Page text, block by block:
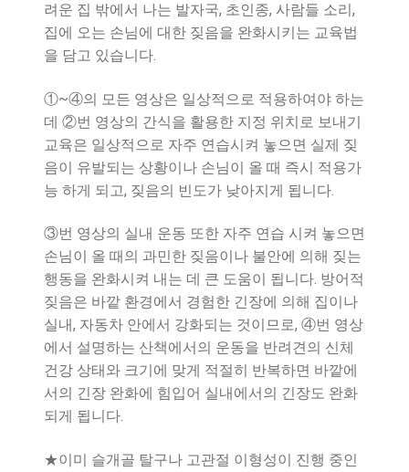
려운 집 밖에서 나는 발자국, 초인종, 사람들 소리,
집에 오는 손님에 대한 짖음을 완화시키는 교육법
을 담고 있습니다.
①~④의 모든 영상은 일상적으로 적용하여야 하는
데 ②번 영상의 간식을 활용한 지정 위치로 보내기
교육은 일상적으로 자주 연습시켜 놓으면 실제 짖
음이 유발되는 상황이나 손님이 올 때 즉시 적용가
능 하게 되고, 짖음의 빈도가 낮아지게 됩니다.
③번 영상의 실내 운동 또한 자주 연습 시켜 놓으면
손님이 올 때의 과민한 짖음이나 불안에 의해 짖는
행동을 완화시켜 내는 데 큰 도움이 됩니다. 방어적
짖음은 바깥 환경에서 경험한 긴장에 의해 집이나
실내, 자동차 안에서 강화되는 것이므로, ④번 영상
에서 설명하는 산책에서의 운동을 반려견의 신체
건강 상태와 크기에 맞게 적절히 반복하면 바깥에
서의 긴장 완화에 힘입어 실내에서의 긴장도 완화
되게 됩니다.
★이미 슬개골 탈구나 고관절 이형성이 진행 중인